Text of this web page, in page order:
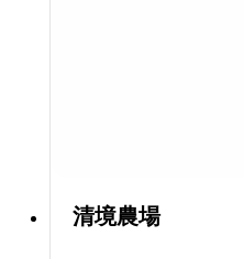
清境農場